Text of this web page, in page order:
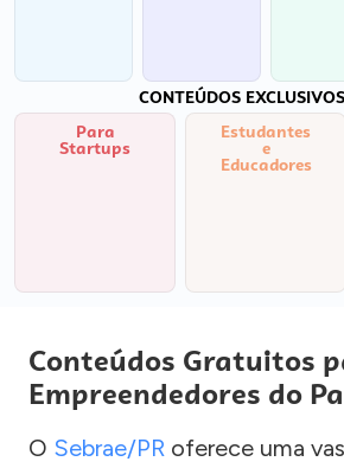
CONTEÚDOS
Para
Startups
Estudantes
e
Educadores
Conteúdos Gratuitos
Empreendedores do
O Sebrae/PR oferece uma